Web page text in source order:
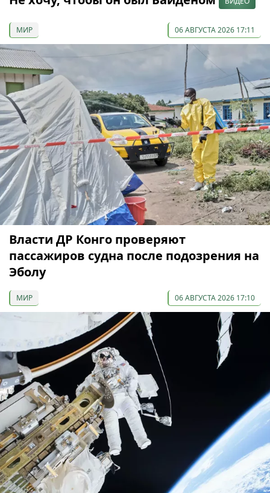
МИР 06 АВГУСТА 2026 17:11
Власти ДР Конго проверяют
пассажиров судна после подозрения на
Эболу
МИР 06 АВГУСТА 2026 17:10